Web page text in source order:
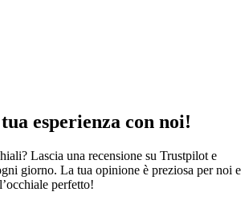
esperienza con noi!
Lascia una recensione su Trustpilot e
giorno. La tua opinione è preziosa per noi e
perfetto!